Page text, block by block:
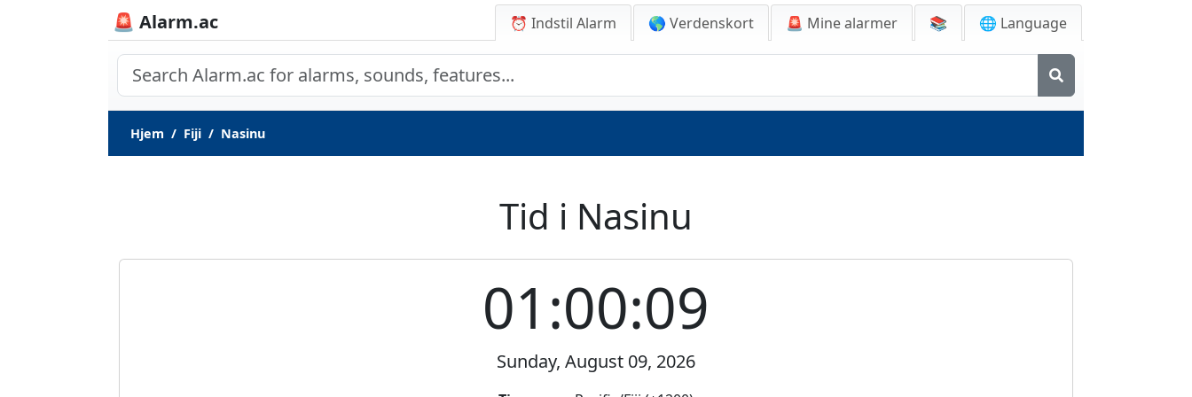
🚨 Alarm.ac ⏰ Indstil Alarm 🌎 Verdenskort 🚨 Mine alarmer 📚 🌐 Language
Hjem Fiji Nasinu
Tid i Nasinu
01:00:09
Sunday, August 09, 2026